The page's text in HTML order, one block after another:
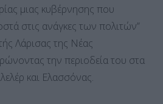
μιας κυβέρνησης που
στις ανάγκες των πολιτών”
Λάρισας της Νέας
την περιοδεία του στα
και Ελασσόνας.